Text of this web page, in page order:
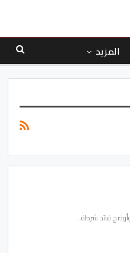
المزيد
وأوضح قائد شرطة…